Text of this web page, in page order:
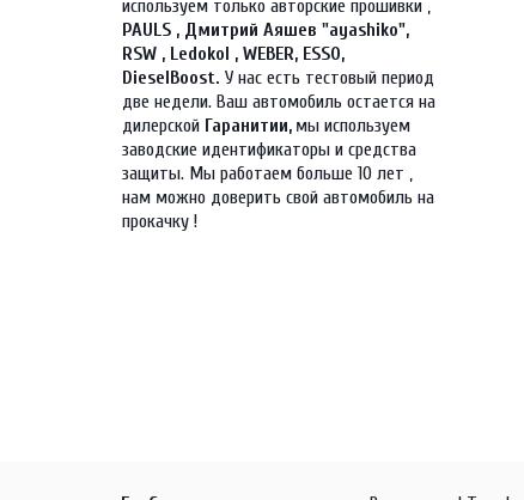
PAULS , Дмитрий Аяшев "ayashiko",
RSW , Ledokol , WEBER, ESSO,
DieselBoost. У нас есть тестовый период
две недели. Ваш автомобиль остается на
дилерской Гаранитии, мы используем
заводские идентификаторы и средства
защиты. Мы работаем больше 10 лет ,
нам можно доверить свой автомобиль на
прокачку !